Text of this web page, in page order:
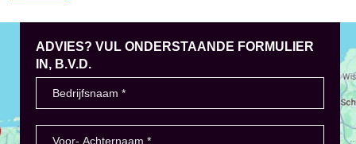
ADVIES? VUL ONDERSTAANDE FORMULIER
IN, B.V.D.